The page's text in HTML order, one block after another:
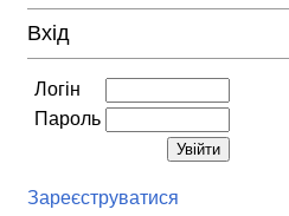
Вхід
Логін
Пароль
Зареєструватися